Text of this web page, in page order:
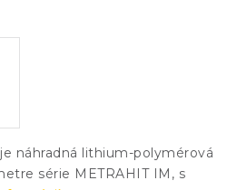
náhradná lithium-polymérová
série METRAHIT IM, s